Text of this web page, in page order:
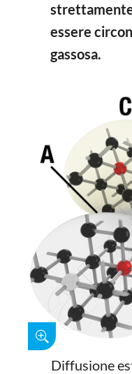
essere
gassosa.
Diffusione